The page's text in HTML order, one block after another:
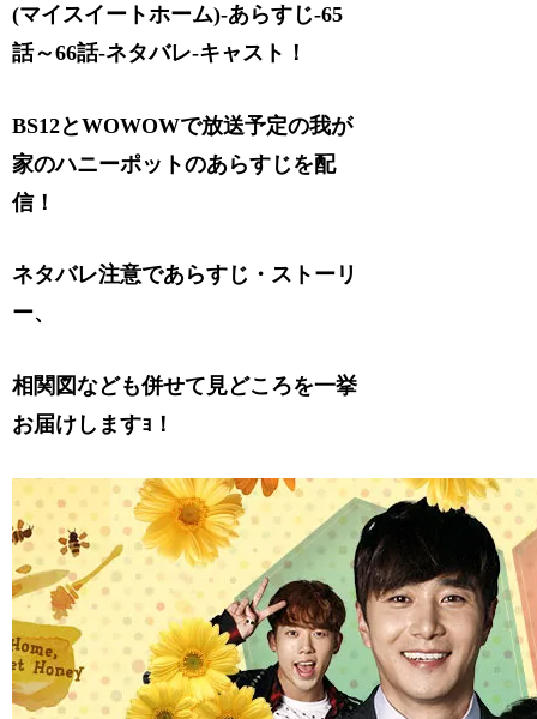
(マイスイートホーム)-あらすじ-65
話～66話-ネタバレ-キャスト！
BS12とWOWOWで放送予定の我が
家のハニーポットのあらすじを配
信！
ネタバレ注意であらすじ・ストーリ
ー、
相関図なども併せて見どころを一挙
お届けしますｮ！